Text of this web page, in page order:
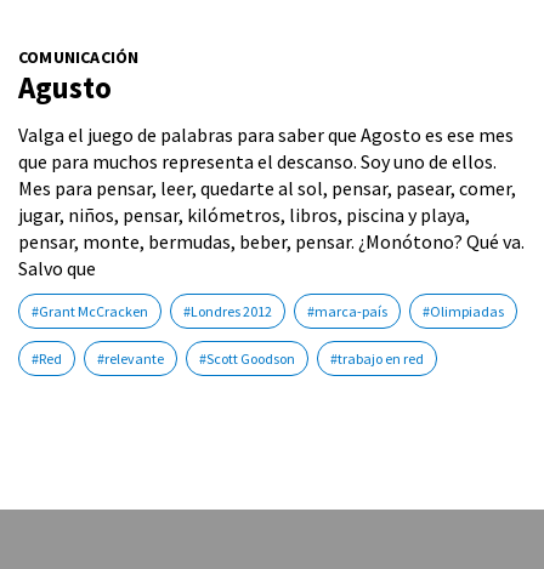
COMUNICACIÓN
Agusto
Valga el juego de palabras para saber que Agosto es ese mes
que para muchos representa el descanso. Soy uno de ellos.
Mes para pensar, leer, quedarte al sol, pensar, pasear, comer,
jugar, niños, pensar, kilómetros, libros, piscina y playa,
pensar, monte, bermudas, beber, pensar. ¿Monótono? Qué va.
Salvo que
#Grant McCracken #Londres 2012 #marca-país #Olimpiadas
#Red #relevante #Scott Goodson #trabajo en red